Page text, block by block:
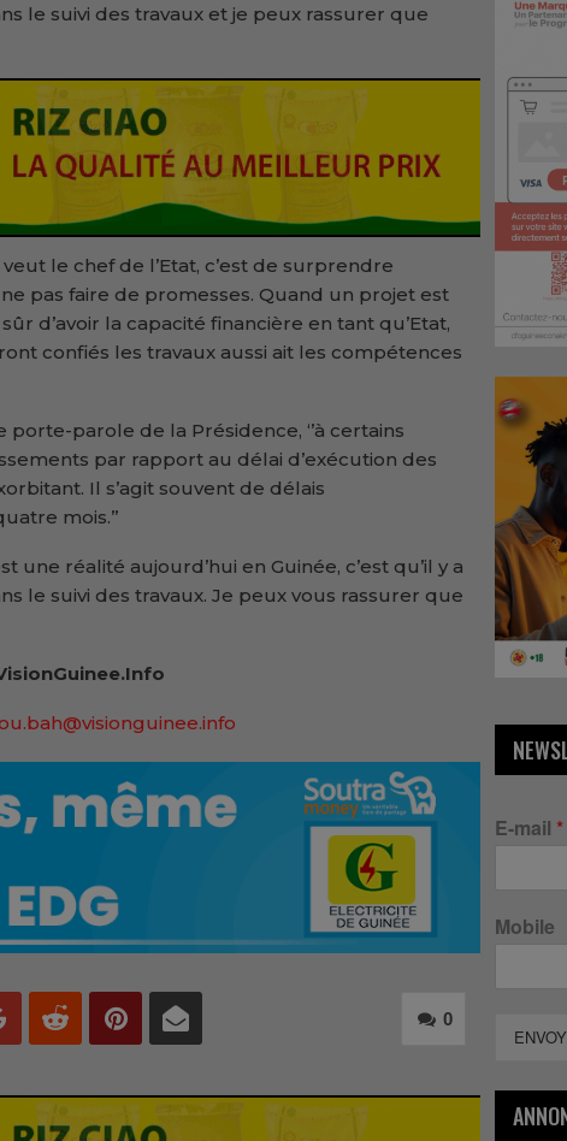
le suivi des travaux et je peux rassurer que
veut le chef de l’Etat, c’est de surprendre
pas faire de promesses. Quand un projet est
d’avoir la capacité financière en tant qu’Etat,
confiés les travaux aussi ait les compétences
parole de la Présidence, ‘’à certains
par rapport au délai d’exécution des
Il s’agit souvent de délais
mois.’’
une réalité aujourd’hui en Guinée, c’est qu’il y a
le suivi des travaux. Je peux vous rassurer que
0
E-mail *
Mobile